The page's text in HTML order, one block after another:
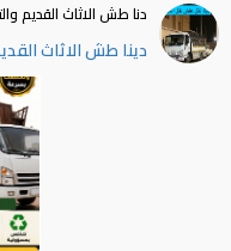
دنا طش الاثاث القديم
دينا طش الاثاث القديم